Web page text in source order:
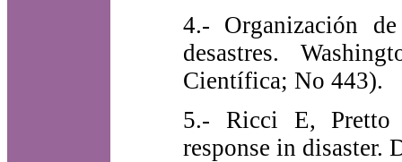
4.- Organización
desastres.
Científica; No 443).
5.- Ricci E, Pretto
response in disaster.